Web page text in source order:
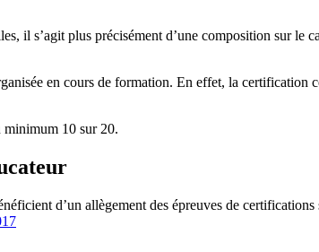
il s’agit plus précisément d’une composition sur le
en cours de formation. En effet, la certification
minimum 10 sur 20.
d’un allègement des épreuves de